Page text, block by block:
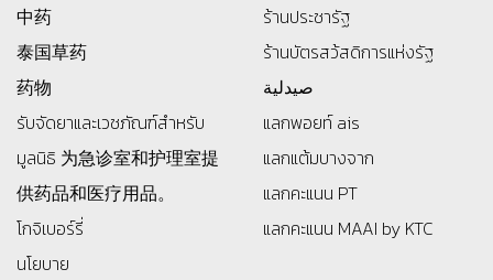
中药
泰国草药
药物
รับจัดยาและเวชภัณฑ์สำหรับ
มูลนิธิ 为急诊室和护理室提
供药品和医疗用品。
โกจิเบอร์รี่
นโยบาย
ร้านประชารัฐ
ร้านบัตรสว้สดิการแห่งรัฐ
صيدلية
แลกพอยท์ ais
แลกแต้มบางจาก
แลกคะแนน PT
แลกคะแนน MAAI by KTC